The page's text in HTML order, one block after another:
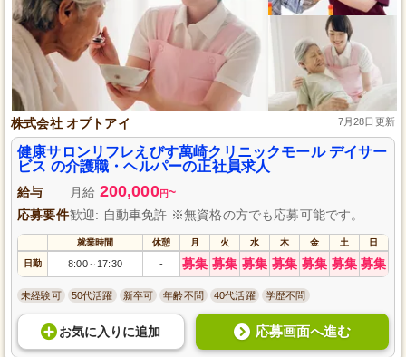
株式会社 オプトアイ 7月28日更新
健康サロンリフレえびす萬崎クリニックモール デイサー
ビス の介護職・ヘルパーの正社員求人
給与 月給 200,000円~
応募要件歓迎: 自動車免許 ※無資格の方でも応募可能です。
就業時間 休憩 月 火 水 木 金 土 日
日勤 8:00～ 17:30 - 募集 募集 募集 募集 募集 募集 募集
未経験可 50代活躍 新卒可 年齢不問 40代活躍 学歴不問
お気に入り に追加 応募画面へ進む